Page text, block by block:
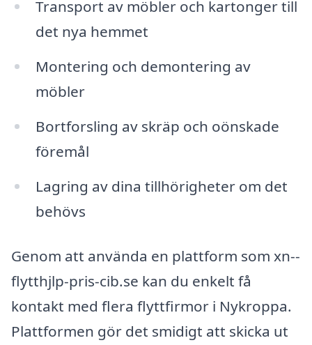
Transport av möbler och kartonger till
det nya hemmet
Montering och demontering av
möbler
Bortforsling av skräp och oönskade
föremål
Lagring av dina tillhörigheter om det
behövs
Genom att använda en plattform som xn--
flytthjlp-pris-cib.se kan du enkelt få
kontakt med flera flyttfirmor i Nykroppa.
Plattformen gör det smidigt att skicka ut